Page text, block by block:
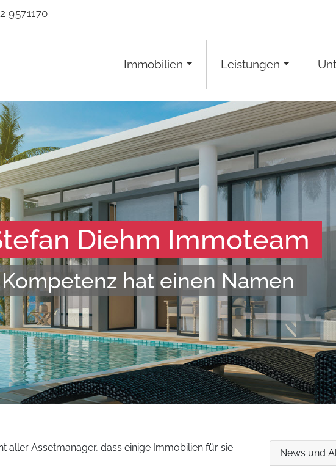
9571170
Immobilien Leistungen
Diehm Immoteam
Kompetenz hat einen Namen
aller Assetmanager, dass einige Immobilien für sie
News und